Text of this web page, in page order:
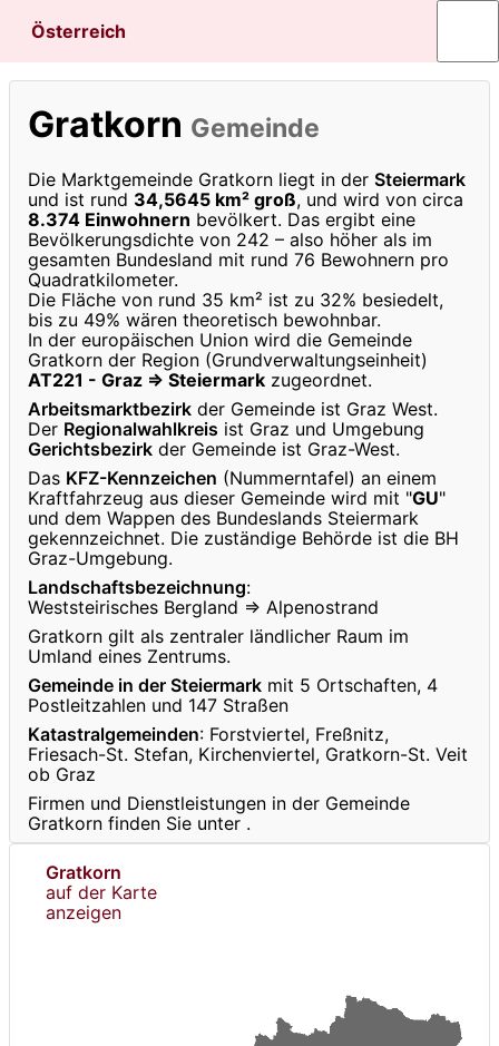
Österreich
Gratkorn Gemeinde
Die Marktgemeinde Gratkorn liegt in der Steiermark
und ist rund 34,5645 km² groß, und wird von circa
8.374 Einwohnern bevölkert. Das ergibt eine
Bevölkerungsdichte von 242 – also höher als im
gesamten Bundesland mit rund 76 Bewohnern pro
Quadratkilometer.
Die Fläche von rund 35 km² ist zu 32% besiedelt,
bis zu 49% wären theoretisch bewohnbar.
In der europäischen Union wird die Gemeinde
Gratkorn der Region (Grundverwaltungseinheit)
AT221 - Graz ⇒ Steiermark zugeordnet.
Arbeitsmarktbezirk der Gemeinde ist Graz West.
Der Regionalwahlkreis ist Graz und Umgebung
Gerichtsbezirk der Gemeinde ist Graz-West.
Das KFZ-Kennzeichen (Nummerntafel) an einem
Kraftfahrzeug aus dieser Gemeinde wird mit "GU"
und dem Wappen des Bundeslands Steiermark
gekennzeichnet. Die zuständige Behörde ist die BH
Graz-Umgebung.
Landschaftsbezeichnung:
Weststeirisches Bergland ⇒ Alpenostrand
Gratkorn gilt als zentraler ländlicher Raum im
Umland eines Zentrums.
Gemeinde in der Steiermark mit 5 Ortschaften, 4
Postleitzahlen und 147 Straßen
Katastralgemeinden: Forstviertel, Freßnitz,
Friesach-St. Stefan, Kirchenviertel, Gratkorn-St. Veit
ob Graz
Firmen und Dienstleistungen in der Gemeinde
Gratkorn finden Sie unter .
Gratkorn
auf der Karte
anzeigen